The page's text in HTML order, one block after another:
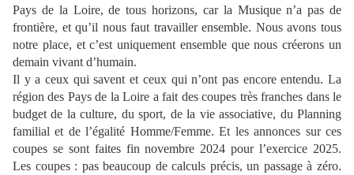
Pays de la Loire, de tous horizons, car la Musique n’a pas de
frontière, et qu’il nous faut travailler ensemble. Nous avons tous
notre place, et c’est uniquement ensemble que nous créerons un
demain vivant d’humain.
Il y a ceux qui savent et ceux qui n’ont pas encore entendu. La
région des Pays de la Loire a fait des coupes très franches dans le
budget de la culture, du sport, de la vie associative, du Planning
familial et de l’égalité Homme/Femme. Et les annonces sur ces
coupes se sont faites fin novembre 2024 pour l’exercice 2025.
Les coupes : pas beaucoup de calculs précis, un passage à zéro.